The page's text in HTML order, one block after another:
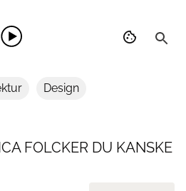
Design
FOLCKER DU KANSKE